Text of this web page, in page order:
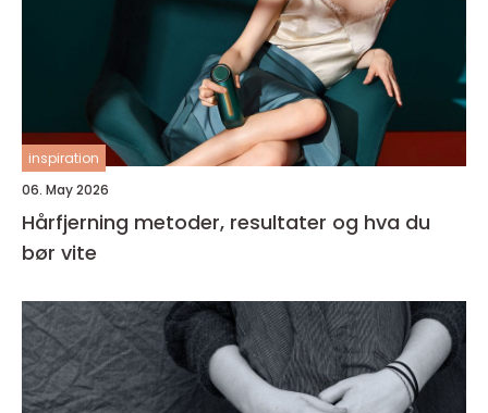
inspiration
06. May 2026
Hårfjerning metoder, resultater og hva du
bør vite